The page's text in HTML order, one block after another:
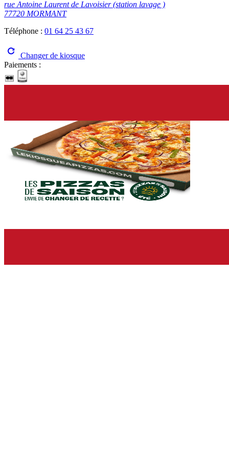
rue Antoine Laurent de Lavoisier (station lavage )
77720 MORMANT
Téléphone : 01 64 25 43 67
Changer de kiosque
Paiements :